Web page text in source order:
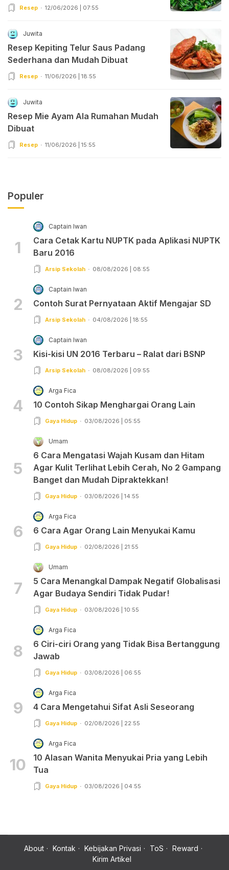
Resep 12/06/2026 | 07:55
Juwita
Resep Kepiting Telur Saus Padang
Sederhana dan Mudah Dibuat
Resep 11/06/2026 | 18:55
Juwita
Resep Mie Ayam Ala Rumahan Mudah
Dibuat
Resep 11/06/2026 | 15:55
Populer
1
Captain Iwan
Cara Cetak Kartu NUPTK pada Aplikasi NUPTK
Baru 2016
Arsip Sekolah 08/08/2026 | 08:55
2
Captain Iwan
Contoh Surat Pernyataan Aktif Mengajar SD
Arsip Sekolah 04/08/2026 | 18:55
3
Captain Iwan
Kisi-kisi UN 2016 Terbaru – Ralat dari BSNP
Arsip Sekolah 08/08/2026 | 09:55
4
Arga Fica
10 Contoh Sikap Menghargai Orang Lain
Gaya Hidup 03/08/2026 | 05:55
5
Umam
6 Cara Mengatasi Wajah Kusam dan Hitam
Agar Kulit Terlihat Lebih Cerah, No 2 Gampang
Banget dan Mudah Dipraktekkan!
Gaya Hidup 03/08/2026 | 14:55
6
Arga Fica
6 Cara Agar Orang Lain Menyukai Kamu
Gaya Hidup 02/08/2026 | 21:55
7
Umam
5 Cara Menangkal Dampak Negatif Globalisasi
Agar Budaya Sendiri Tidak Pudar!
Gaya Hidup 03/08/2026 | 10:55
8
Arga Fica
6 Ciri-ciri Orang yang Tidak Bisa Bertanggung
Jawab
Gaya Hidup 03/08/2026 | 06:55
9
Arga Fica
4 Cara Mengetahui Sifat Asli Seseorang
Gaya Hidup 02/08/2026 | 22:55
10
Arga Fica
10 Alasan Wanita Menyukai Pria yang Lebih
Tua
Gaya Hidup 03/08/2026 | 04:55
About Kontak Kebijakan Privasi ToS
Reward
Kirim Artikel